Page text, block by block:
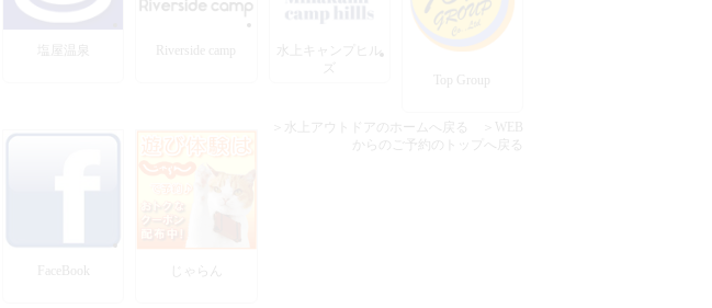
塩屋温泉 Riverside camp
水上キャンプヒル
Top Group
FaceBook じゃらん
＞水上アウトドアのホームへ戻る
＞WEB
からのご予約のトップへ戻る